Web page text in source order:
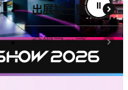
出展社一覧
会場マップ